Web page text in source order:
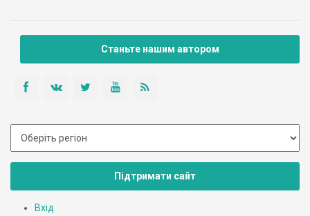
Станьте нашим автором
Підтримати сайт
Вхід